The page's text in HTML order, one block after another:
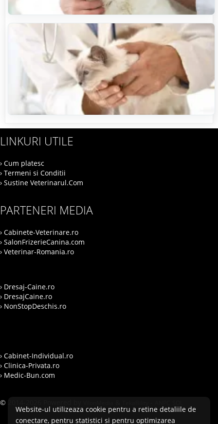
LINKURI UTILE
› Cum platesc
› Termeni si Conditii
› Sustine Veterinarul.Com
PARTENERI MEDIA
› Cabinete-Veterinare.ro
› SalonFrizerieCanina.com
› Veterinar-Romania.ro
› Dresaj-Caine.ro
› DresajCaine.ro
› NonStopDeschis.ro
› Cabinet-Individual.ro
› Clinica-Privata.ro
› Medic-Bun.com
© 2014-2026 Powered by
Website-ul utilizeaza cookie pentru a retine detaliile de
conectare, pentru statistici si pentru optimizarea